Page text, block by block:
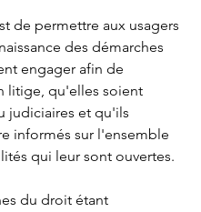
de permettre aux usagers
des démarches
engager afin de
litige, qu'elles soient
judiciaires et qu'ils
informés sur l'ensemble
qui leur sont ouvertes.
du droit étant